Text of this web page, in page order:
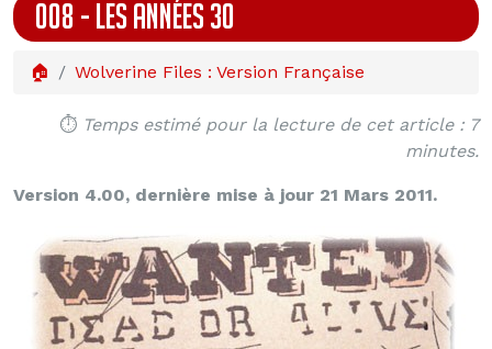
008 - LES ANNÉES 30
🏠 Wolverine Files : Version Française
⏱️ Temps estimé pour la lecture de cet article : 7
minutes.
Version 4.00, dernière mise à jour 21 Mars 2011.